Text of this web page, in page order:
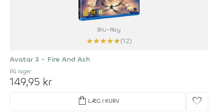
Blu-Ray
★★★★★(12)
Avatar 3 - Fire And Ash
På lager
149,95 kr
shopping_bag LÆG I KURV favorite